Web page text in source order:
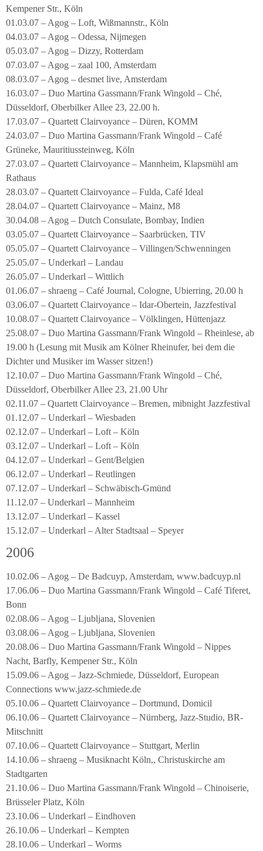
Kempener Str., Köln
01.03.07 – Agog – Loft, Wißmannstr., Köln
04.03.07 – Agog – Odessa, Nijmegen
05.03.07 – Agog – Dizzy, Rotterdam
07.03.07 – Agog – zaal 100, Amsterdam
08.03.07 – Agog – desmet live, Amsterdam
16.03.07 – Duo Martina Gassmann/Frank Wingold – Ché,
Düsseldorf, Oberbilker Allee 23, 22.00 h.
17.03.07 – Quartett Clairvoyance – Düren, KOMM
24.03.07 – Duo Martina Gassmann/Frank Wingold – Café
Grüneke, Mauritiussteinweg, Köln
27.03.07 – Quartett Clairvoyance – Mannheim, Klapsmühl am
Rathaus
28.03.07 – Quartett Clairvoyance – Fulda, Café Ideal
28.04.07 – Quartett Clairvoyance – Mainz, M8
30.04.08 – Agog – Dutch Consulate, Bombay, Indien
03.05.07 – Quartett Clairvoyance – Saarbrücken, TIV
05.05.07 – Quartett Clairvoyance – Villingen/Schwenningen
25.05.07 – Underkarl – Landau
26.05.07 – Underkarl – Wittlich
01.06.07 – shraeng – Café Journal, Cologne, Ubierring, 20.00 h
03.06.07 – Quartett Clairvoyance – Idar-Obertein, Jazzfestival
10.08.07 – Quartett Clairvoyance – Völklingen, Hüttenjazz
25.08.07 – Duo Martina Gassmann/Frank Wingold – Rheinlese, ab
19.00 h (Lesung mit Musik am Kölner Rheinufer, bei dem die
Dichter und Musiker im Wasser sitzen!)
12.10.07 – Duo Martina Gassmann/Frank Wingold – Ché,
Düsseldorf, Oberbilker Allee 23, 21.00 Uhr
02.11.07 – Quartett Clairvoyance – Bremen, mibnight Jazzfestival
01.12.07 – Underkarl – Wiesbaden
02.12.07 – Underkarl – Loft – Köln
03.12.07 – Underkarl – Loft – Köln
04.12.07 – Underkarl – Gent/Belgien
06.12.07 – Underkarl – Reutlingen
07.12.07 – Underkarl – Schwäbisch-Gmünd
11.12.07 – Underkarl – Mannheim
13.12.07 – Underkarl – Kassel
15.12.07 – Underkarl – Alter Stadtsaal – Speyer
2006
10.02.06 – Agog – De Badcuyp, Amsterdam, www.badcuyp.nl
17.06.06 – Duo Martina Gassmann/Frank Wingold – Café Tiferet,
Bonn
02.08.06 – Agog – Ljubljana, Slovenien
03.08.06 – Agog – Ljubljana, Slovenien
20.08.06 – Duo Martina Gassmann/Frank Wingold – Nippes
Nacht, Barfly, Kempener Str., Köln
15.09.06 – Agog – Jazz-Schmiede, Düsseldorf, European
Connections www.jazz-schmiede.de
05.10.06 – Quartett Clairvoyance – Dortmund, Domicil
06.10.06 – Quartett Clairvoyance – Nürnberg, Jazz-Studio, BR-
Mitschnitt
07.10.06 – Quartett Clairvoyance – Stuttgart, Merlin
14.10.06 – shraeng – Musiknacht Köln,, Christuskirche am
Stadtgarten
21.10.06 – Duo Martina Gassmann/Frank Wingold – Chinoiserie,
Brüsseler Platz, Köln
23.10.06 – Underkarl – Eindhoven
26.10.06 – Underkarl – Kempten
28.10.06 – Underkarl – Worms